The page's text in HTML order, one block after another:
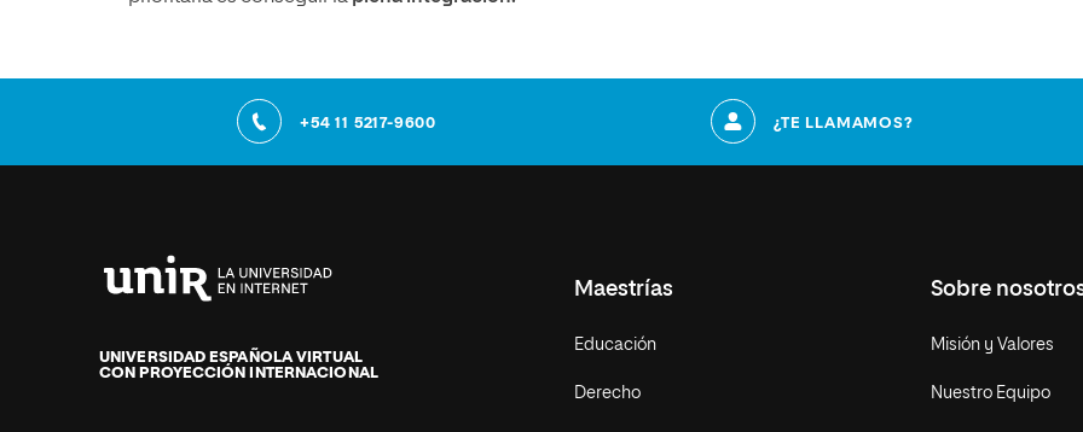
+54 11 5217-9600 ¿TE LLAMAMOS?
de
La
UNIVERSIDAD ESPAÑOLA VIRTUAL
CON PROYECCIÓN INTERNACIONAL
Maestrías
Educación
Derecho
Sobre
Misión y Valores
Nuestro Equipo